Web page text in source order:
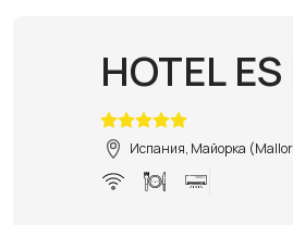
HOTEL
Испания, Майорка